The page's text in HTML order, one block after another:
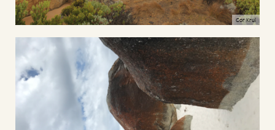
Cor Krul